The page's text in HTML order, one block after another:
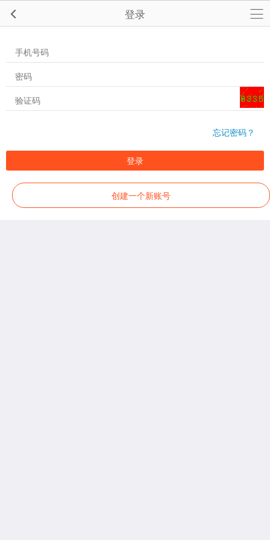
登录
忘记密码？
登录
创建一个新账号